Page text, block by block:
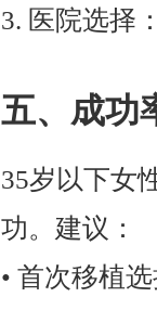
3. 医院选择
五、成功
35岁以下女
功。建议：
• 首次移植